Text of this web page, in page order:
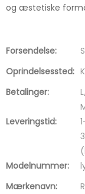
og æstetiske
Forsendelse:
Oprindelsessted:
Betalinger:
Leveringstid:
Modelnummer:
Mærkenavn: